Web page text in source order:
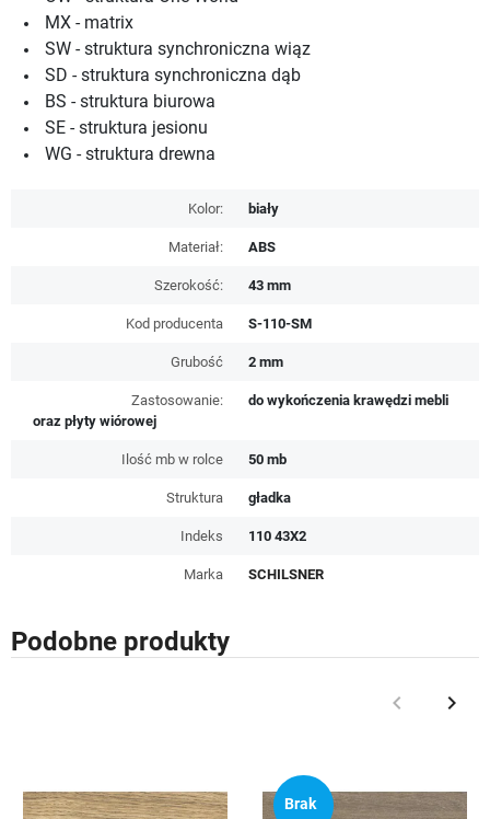
MX - matrix
SW - struktura synchroniczna wiąz
SD - struktura synchroniczna dąb
BS - struktura biurowa
SE - struktura jesionu
WG - struktura drewna
Kolor: biały
Materiał: ABS
Szerokość: 43 mm
Kod producenta S-110-SM
Grubość 2 mm
Zastosowanie:
do wykończenia krawędzi mebli
oraz płyty wiórowej
Ilość mb w rolce 50 mb
Struktura gładka
Indeks 110 43X2
Marka SCHILSNER
Podobne produkty
Poprzedni
keyboard_arrow_left keyboard_arrow_right
Brak